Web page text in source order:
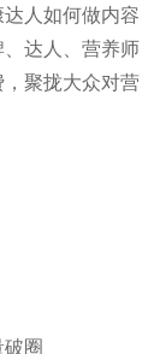
人如何做内容
达人、营养师
聚拢大众对营
圈